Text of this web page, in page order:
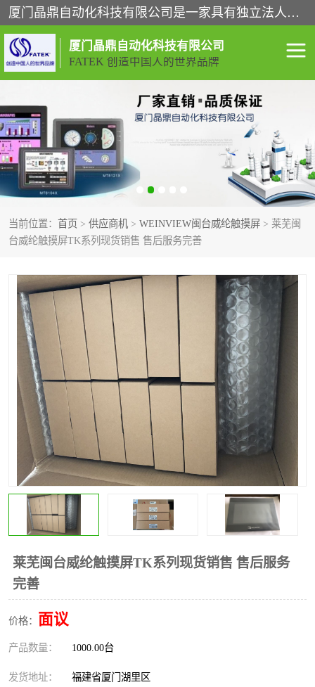
厦门晶鼎自动化科技有限公司是一家具有独立法人资格的高新技术企业；代理销售的产品有台湾威纶触摸屏，魏德米勒全系列，永宏触摸屏,威纶触摸屏,台湾威纶weinview触摸屏,台湾永宏PLC，FATEK,永宏伺服,图儿克总线，施耐德，欧姆龙，西门子，富士变频，K&N蓝系列， BUSSMANN，松下变频器，丹佛斯变频器等。
厦门晶鼎自动化科技有限公司
FATEK 创造中国人的世界品牌
当前位置： 首页 > 供应商机 > WEINVIEW闽台威纶触摸屏 > 莱芜闽
台威纶触摸屏TK系列现货销售 售后服务完善
莱芜闽台威纶触摸屏TK系列现货销售 售后服务
完善
价格： 面议
产品数量： 1000.00台
发货地址： 福建省厦门湖里区
闽台永宏PLC WEINVIEW闽台威纶触摸
正弦变频器正弦伺服 魏德米勒接线端子
ABB电流开关 魏德米勒电源
丹佛斯变频器 MOXA通讯模块
魏德米勒工具 西门子
* 其他
ABB 安士能开关
克罗地亚 普洛菲斯触摸屏
魏德米勒继电器 施迈赛限位开关